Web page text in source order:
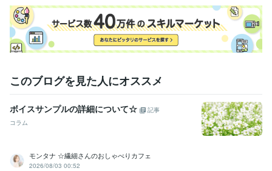
某メーカー 1992年3月 ~ 1993年5月
ファストフード 1994年3月 ~ 1997年2月
地域センター 2009年3月 ~ 2012年2月
住宅関連 2010年7月 ~ 2014年11月
建設関連 2013年3月 ~ 2017年7月
住宅関連 2017年3月 ~ 2018年9月
自動車関連 2016年5月 ~ 2017年12月 2018年2月 ~ 2018年6月 2
018年8月 ~ 2020年5月
建設関連 2020年7月 ~ 2021年2月 2021年5月 ~ 現在
ココナラシルバーランクに昇格
スト オンライン似合う髪型診断アドバイザー
このブログを見た人にオススメ
ボイスサンプルの詳細について☆
記事
コラム
モンタナ ☆繊細さんのおしゃべりカフェ
2026/08/03 00:52